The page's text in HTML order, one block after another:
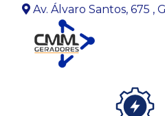
Pular
Av. Álvaro Santos, 675 ,